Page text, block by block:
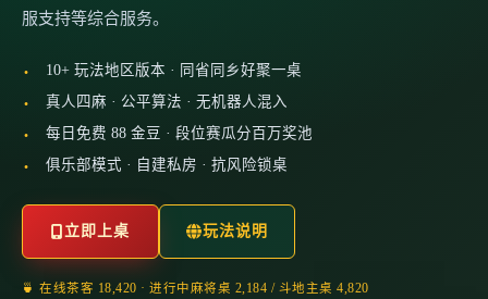
服支持等综合服务。
10+ 玩法地区版本 · 同省同乡好聚一桌
真人四麻 · 公平算法 · 无机器人混入
每日免费 88 金豆 · 段位赛瓜分百万奖池
俱乐部模式 · 自建私房 · 抗风险锁桌
立即上桌 玩法说明
🍵 在线茶客 18,420 · 进行中麻将桌 2,184 / 斗地主桌 4,820